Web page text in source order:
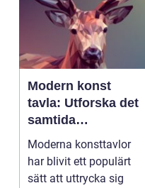
Modern konst
tavla: Utforska det
samtida
konstlandskapet
Moderna konsttavlor
har blivit ett populärt
sätt att uttrycka sig